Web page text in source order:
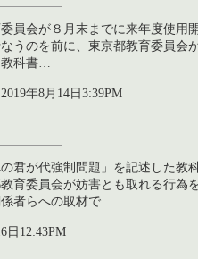
員会が８月末までに来年度使用
うのを前に、東京都教育委員会
科書…
年8月14日3:39PM
の君が代強制問題」を記述した教
育委員会が妨害とも取れる行為
者らへの取材で…
日12:43PM